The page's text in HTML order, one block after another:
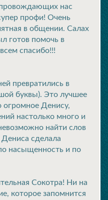
нас
профи! Очень
в общении. Салах
готов помочь в
спасибо!!!
превратились в
буквы). Это лучшее
огромное Денису,
настолько много и
найти слов
сделала
насыщенность и по
Сокотра! Ни на
которое запомнится